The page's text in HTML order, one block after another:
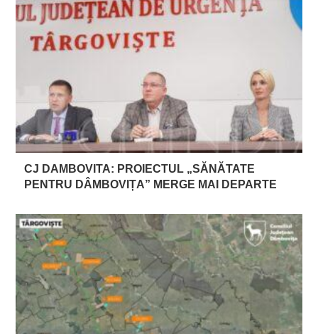
CJ DAMBOVITA: PROIECTUL „SĂNĂTATE
PENTRU DÂMBOVIȚA” MERGE MAI DEPARTE